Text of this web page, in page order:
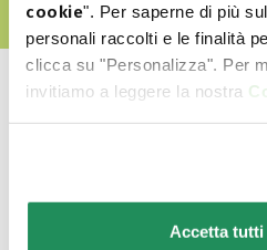
cookie". Per saperne di più
personali raccolti e le finalità
clicca su "Personalizza". Per
invitiamo a leggere la nostra
Accetta tutti
Ποιο είναι